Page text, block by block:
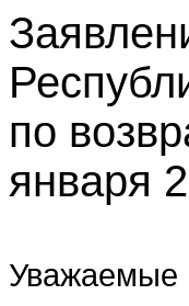
по
января
Уважаемые